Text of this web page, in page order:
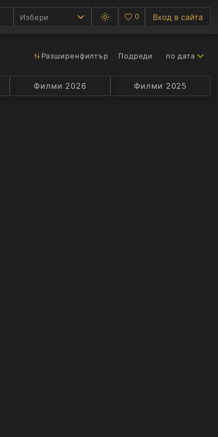
Избери
Превключване
между
светла
Любими
0 Вход в сайта
Разширенфилтър Подреди по дата
Селекция Превод Актьор
Филми 2026 Филми 2025